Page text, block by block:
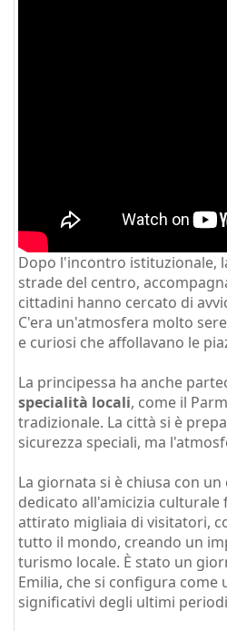
Dopo l'incontro istituzionale,
strade del centro,
cittadini hanno cercato di
C'era un'atmosfera molto
e curiosi che affollavano le
La principessa ha anche
specialità locali, come il
tradizionale. La città si è
sicurezza speciali, ma
La giornata si è chiusa con
dedicato all'amicizia culturale
attirato migliaia di visitatori,
tutto il mondo, creando un
turismo locale. È stato un
Emilia, che si configura
significativi degli ultimi